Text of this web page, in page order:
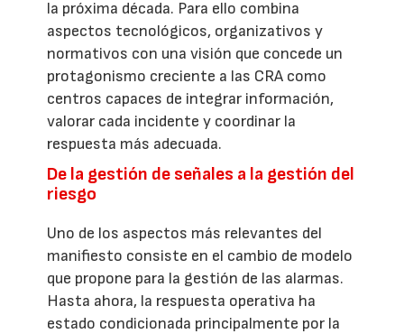
la próxima década. Para ello combina
aspectos tecnológicos, organizativos y
normativos con una visión que concede un
protagonismo creciente a las CRA como
centros capaces de integrar información,
valorar cada incidente y coordinar la
respuesta más adecuada.
De la gestión de señales a la gestión del
riesgo
Uno de los aspectos más relevantes del
manifiesto consiste en el cambio de modelo
que propone para la gestión de las alarmas.
Hasta ahora, la respuesta operativa ha
estado condicionada principalmente por la